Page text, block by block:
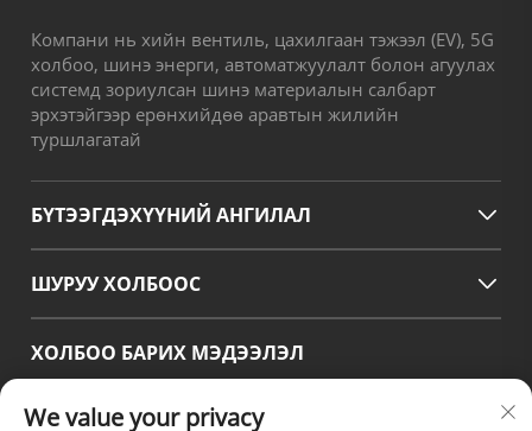
Компани нь хийн вентиль, цахилгаан тэжээл (EV), 5G
холбоо, шинэ энерги, автоматжуулалт болон агуулах
системд зориулсан шинэ материалын салбарт
эрхэтэйгээр ерөнхийдөө аравтын жилийн
туршлагатай
БҮТЭЭГДЭХҮҮНИЙ АНГИЛАЛ
ШУРУУ ХОЛБООС
ХОЛБОО БАРИХ МЭДЭЭЛЭЛ
орчин үеийн үйлдвэрлэлийн боомт, Писян, Чэнду,
We value your privacy